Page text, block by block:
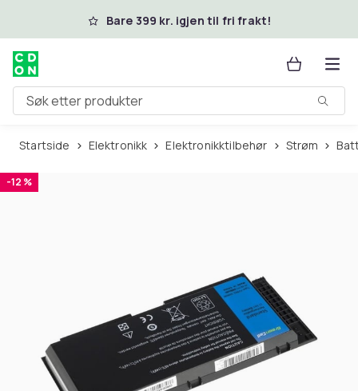
Hopp til hovedinnholdBare 399 kr. igjen til fri frakt!
Søk etter produkter
Startside Elektronikk Elektronikktilbehør Strøm
-12 %